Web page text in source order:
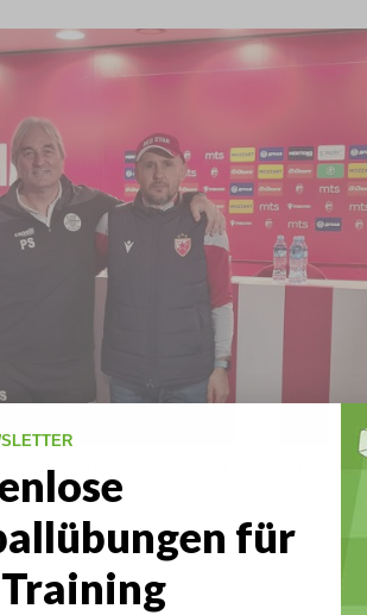
und Peter Schreiner Referent/Präsenter
für